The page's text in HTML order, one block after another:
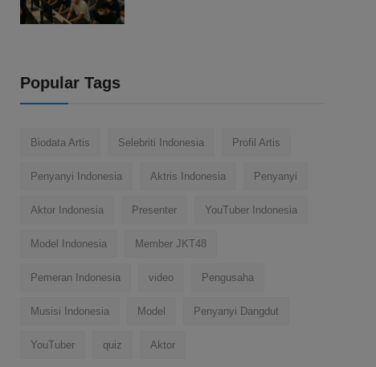
Popular Tags
Biodata Artis Selebriti Indonesia Profil Artis
Penyanyi Indonesia Aktris Indonesia Penyanyi
Aktor Indonesia Presenter YouTuber Indonesia
Model Indonesia Member JKT48
Pemeran Indonesia video Pengusaha
Musisi Indonesia Model Penyanyi Dangdut
YouTuber quiz Aktor